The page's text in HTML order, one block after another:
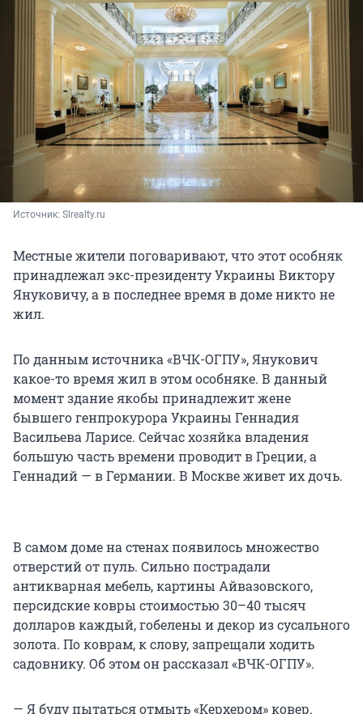
Источник: Slrealty.ru
Местные жители поговаривают, что этот особняк
принадлежал экс-президенту Украины Виктору
Януковичу, а в последнее время в доме никто не
жил.
По данным источника «ВЧК-ОГПУ», Янукович
какое-то время жил в этом особняке. В данный
момент здание якобы принадлежит жене
бывшего генпрокурора Украины Геннадия
Васильева Ларисе. Сейчас хозяйка владения
большую часть времени проводит в Греции, а
Геннадий — в Германии. В Москве живет их дочь.
В самом доме на стенах появилось множество
отверстий от пуль. Сильно пострадали
антикварная мебель, картины Айвазовского,
персидские ковры стоимостью 30–40 тысяч
долларов каждый, гобелены и декор из сусального
золота. По коврам, к слову, запрещали ходить
садовнику. Об этом он рассказал «ВЧК-ОГПУ».
— Я буду пытаться отмыть «Керхером» ковер.